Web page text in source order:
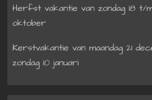
Herfst vakantie van zondag 18 t/
oktober
Kerstvakantie van maandag 21
zondag 10 januari